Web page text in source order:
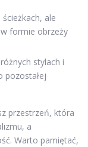
ale
formie obrzeży
stylach i
pozostałej
przestrzeń, która
a
Warto pamiętać,